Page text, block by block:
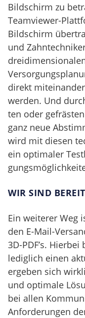
Bildschirm zu
Teamviewer-
Bildschirm
und
direkt
werden. Und
ten oder
ganz neue
wird mit diesen
ein optimaler
WIR SIND
Ein weiterer Weg
den E-Mail-
3D-PDF’s.
lediglich einen
ergeben sich
und optimale
bei allen
Anforderungen